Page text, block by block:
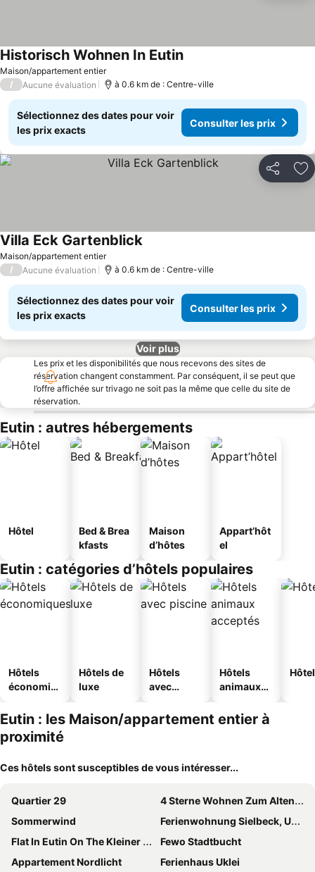
Maison/appartement entier
Historisch Wohnen In Eutin
/ Aucune évaluation à 0.6 km de : Centre-ville
Sélectionnez des dates pour voir
les prix exacts
Consulter les prix
Partager
Maison/appartement entier
Villa Eck Gartenblick
/ Aucune évaluation à 0.6 km de : Centre-ville
Sélectionnez des dates pour voir
les prix exacts
Consulter les prix
Voir plus
Les prix et les disponibilités que nous recevons des sites de
réservation changent constamment. Par conséquent, il se peut que
l’offre affichée sur trivago ne soit pas la même que celle du site de
réservation.
Eutin : autres hébergements
Hôtel
Bed & Brea
kfasts
Maison
d’hôtes
Appart’hôt
el
Eutin : catégories d’hôtels populaires
Hôtels
économiq
Hôtels de
luxe
Hôtels
avec
Hôtels
animaux
Eutin : les Maison/appartement entier à
proximité
Ces hôtels sont susceptibles de vous intéresser...
Quartier 29
4 Sterne Wohnen Zum Alten Forsthof Am Schlosspark
Sommerwind
Ferienwohnung Sielbeck, Urlaub mit Hund, WLAN verfügbar
Flat In Eutin On The Kleiner Eutiner See Lake
Fewo Stadtbucht
Appartement Nordlicht
Ferienhaus Uklei